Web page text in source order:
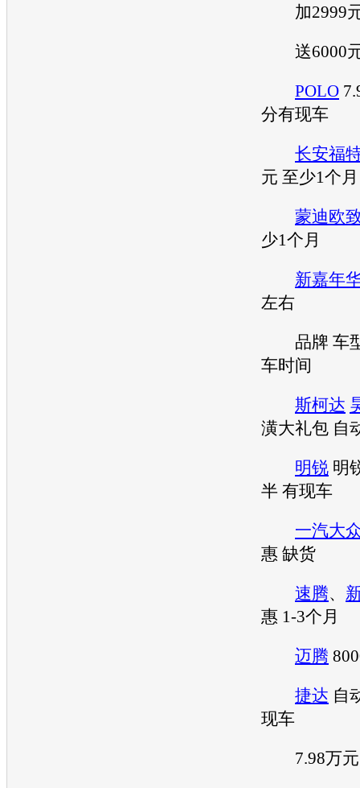
加2999
送6000
POLO
分有现车
长安福
元 至少1个月
蒙迪欧
少1个月
新嘉年
左右
品牌 车
车时间
斯柯达
潢大礼包 自
明锐 明
半 有现车
一汽大
惠 缺货
速腾、
惠 1-3个月
迈腾
捷达 自
现车
7.98万元